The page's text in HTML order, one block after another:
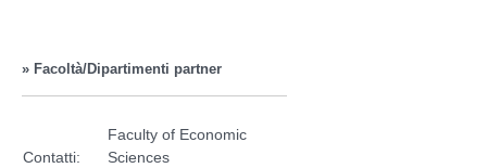
» Facoltà/Dipartimenti partner
Contatti:
Faculty of Economic
Sciences